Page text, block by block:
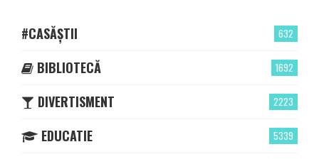
632
#CASĂȘTII
1692
BIBLIOTECĂ
2223
DIVERTISMENT
5339
EDUCATIE